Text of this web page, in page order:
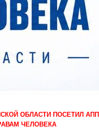
ОБЛАСТИ ПОСЕТИЛ
ЧЕЛОВЕКА